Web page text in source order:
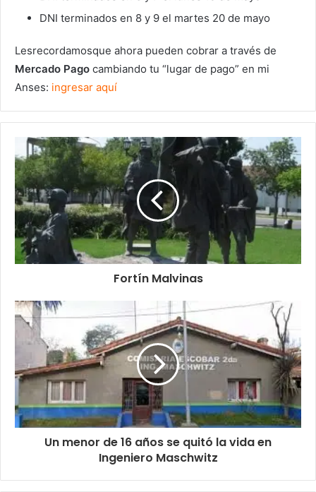
DNI terminados en 8 y 9 el martes 20 de mayo
Lesrecordamosque ahora pueden cobrar a través de
Mercado Pago cambiando tu “lugar de pago” en mi
Anses: ingresar aquí
Fortín Malvinas
Un menor de 16 años se quitó la vida en
Ingeniero Maschwitz